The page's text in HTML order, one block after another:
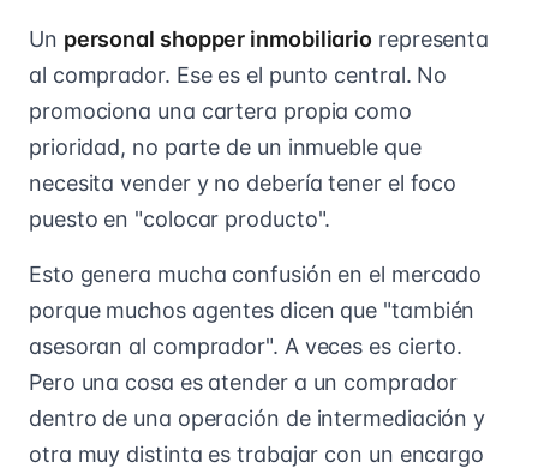
Un personal shopper inmobiliario representa
al comprador. Ese es el punto central. No
promociona una cartera propia como
prioridad, no parte de un inmueble que
necesita vender y no debería tener el foco
puesto en "colocar producto".
Esto genera mucha confusión en el mercado
porque muchos agentes dicen que "también
asesoran al comprador". A veces es cierto.
Pero una cosa es atender a un comprador
dentro de una operación de intermediación y
otra muy distinta es trabajar con un encargo